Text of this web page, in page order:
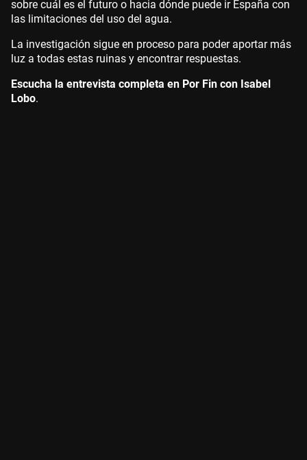
sobre cuál es el futuro o hacia dónde puede ir España con
las limitaciones del uso del agua.
La investigación sigue en proceso para poder aportar más
luz a todas estas ruinas y encontrar respuestas.
Escucha la entrevista completa en Por Fin con Isabel
Lobo.